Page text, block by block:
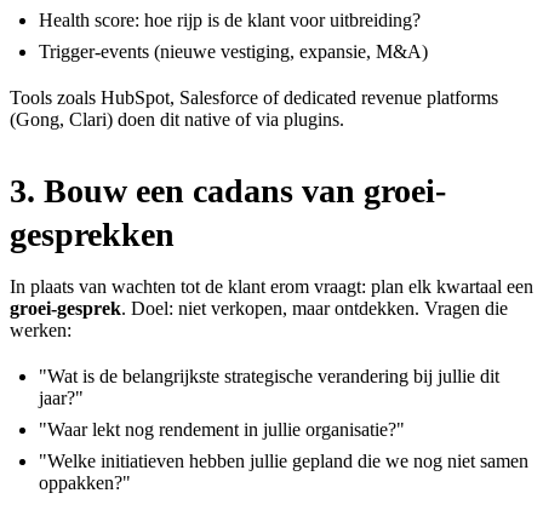
Health score: hoe rijp is de klant voor uitbreiding?
Trigger-events (nieuwe vestiging, expansie, M&A)
Tools zoals HubSpot, Salesforce of dedicated revenue platforms
(Gong, Clari) doen dit native of via plugins.
3. Bouw een cadans van groei-
gesprekken
In plaats van wachten tot de klant erom vraagt: plan elk kwartaal een
groei-gesprek. Doel: niet verkopen, maar ontdekken. Vragen die
werken:
"Wat is de belangrijkste strategische verandering bij jullie dit
jaar?"
"Waar lekt nog rendement in jullie organisatie?"
"Welke initiatieven hebben jullie gepland die we nog niet samen
oppakken?"